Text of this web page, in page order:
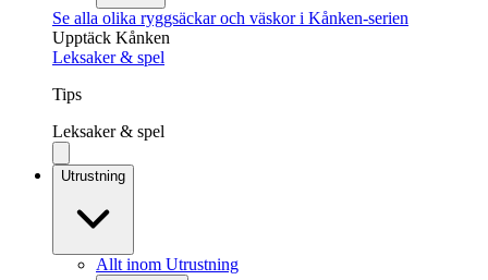
Se alla olika ryggsäckar och väskor i Kånken-serien
Upptäck Kånken
Leksaker & spel
Tips
Leksaker & spel
Utrustning
Allt inom Utrustning